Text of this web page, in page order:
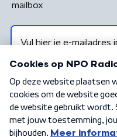
mailbox
Algemene voorwaarden